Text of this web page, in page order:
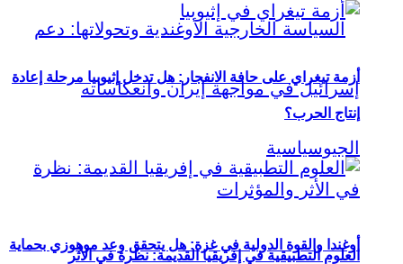
أوغندا والقوة الدولية في غزة: هل يتحقق وعد موهوزي بحماية
أزمة تيغراي على حافة الانفجار: هل تدخل إثيوبيا مرحلة إعادة
إنتاج الحرب؟
العلوم التطبيقية في إفريقيا القديمة: نظرة في الأثر